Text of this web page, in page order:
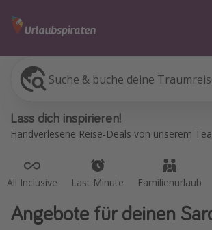
Suche & buche deine
Lass dich inspirieren!
Handverlesene Reise-Deals von unserem
All Inclusive Last Minute Familienurlaub
All Inclusive
Flüge
Pauschalreisen
Angebote für deinen